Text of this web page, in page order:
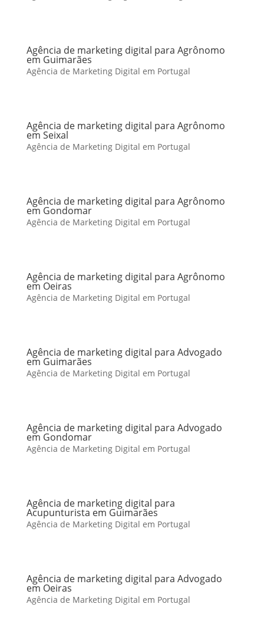
Agência de marketing digital para Agrônomo
em Guimarães
Agência de Marketing Digital em Portugal
Agência de marketing digital para Agrônomo
em Seixal
Agência de Marketing Digital em Portugal
Agência de marketing digital para Agrônomo
em Gondomar
Agência de Marketing Digital em Portugal
Agência de marketing digital para Agrônomo
em Oeiras
Agência de Marketing Digital em Portugal
Agência de marketing digital para Advogado
em Guimarães
Agência de Marketing Digital em Portugal
Agência de marketing digital para Advogado
em Gondomar
Agência de Marketing Digital em Portugal
Agência de marketing digital para
Acupunturista em Guimarães
Agência de Marketing Digital em Portugal
Agência de marketing digital para Advogado
em Oeiras
Agência de Marketing Digital em Portugal